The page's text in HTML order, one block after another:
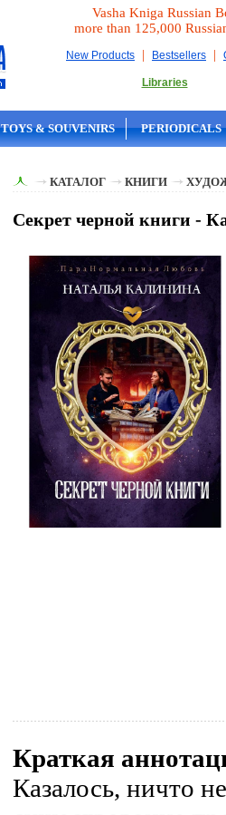
Vasha Kniga Russian
more than 125,000
New Products | Bestsellers |
Libraries
TOYS & SOUVENIRS PERIODICALS
КАТАЛОГ КНИГИ
Секрет черной книги -
Краткая
Казалось, ничто